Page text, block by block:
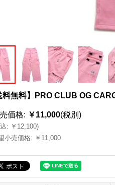
料無料】PRO CLUB OG
価格: ￥11,000(税別)
: ￥12,100)
小売価格: ￥11,000